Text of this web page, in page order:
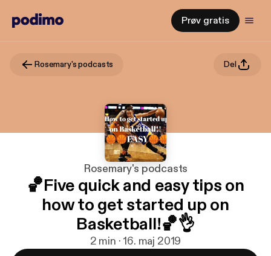
Prøv gratis
Rosemary's podcasts Del
Rosemary's podcasts
🏀Five quick and easy tips on
how to get started up on
Basketball!🏀👌
2 min · 16. maj 2019